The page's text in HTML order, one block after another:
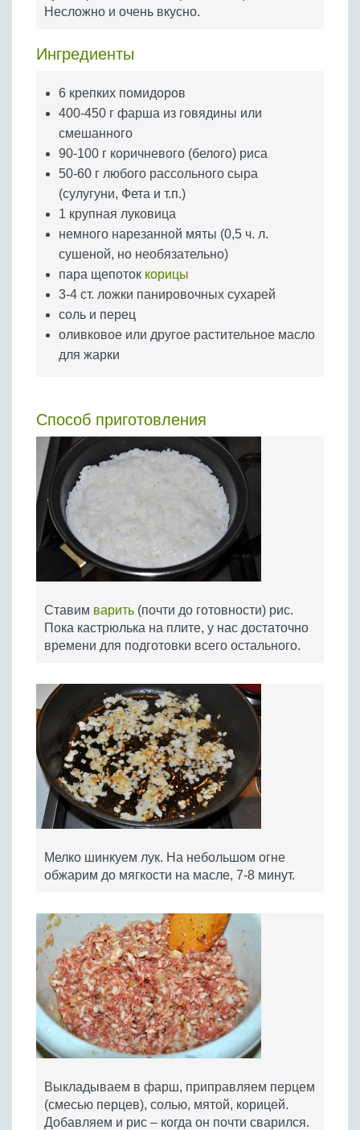
Бобовые
Крупы
Несложно и очень вкусно.
Ингредиенты
6 крепких помидоров
400-450 г фарша из говядины или
смешанного
90-100 г коричневого (белого) риса
50-60 г любого рассольного сыра
(сулугуни, Фета и т.п.)
1 крупная луковица
немного нарезанной мяты (0,5 ч. л.
сушеной, но необязательно)
пара щепоток корицы
3-4 ст. ложки панировочных сухарей
соль и перец
оливковое или другое растительное масло
для жарки
Способ приготовления
Ставим варить (почти до готовности) рис.
Пока кастрюлька на плите, у нас достаточно
времени для подготовки всего остального.
Мелко шинкуем лук. На небольшом огне
обжарим до мягкости на масле, 7-8 минут.
Выкладываем в фарш, приправляем перцем
(смесью перцев), солью, мятой, корицей.
Добавляем и рис – когда он почти сварился.